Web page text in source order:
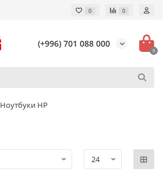
0 0
(+996) 701 088 000
0
Ноутбуки HP